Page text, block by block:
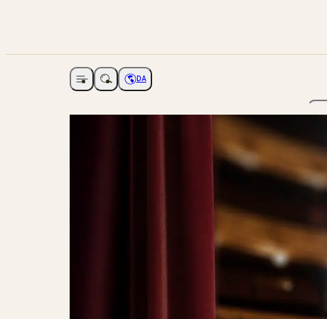
Åbne navigationVælg sprog
DA